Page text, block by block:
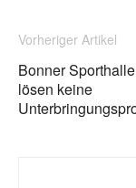
Vorheriger Artikel
Bonner
lösen keine